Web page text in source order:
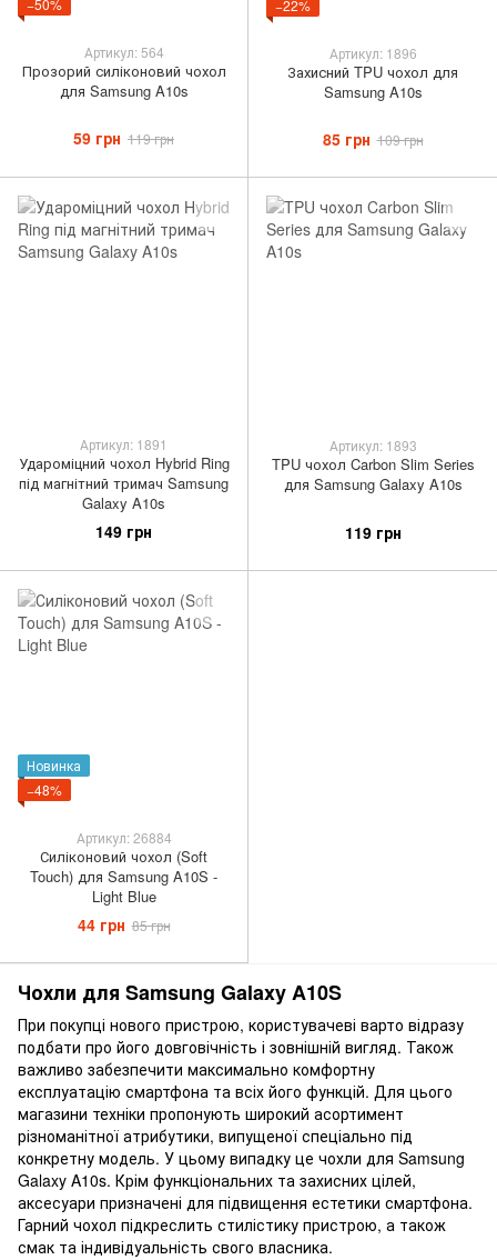
Артикул: 564
Прозорий силіконовий чохол
для Samsung A10s
59 грн 119 грн
−22%
Артикул: 1896
Захисний TPU чохол для
Samsung A10s
85 грн 109 грн
Артикул: 1891
Удароміцний чохол Hybrid Ring
під магнітний тримач Samsung
Galaxy A10s
149 грн
Артикул: 1893
TPU чохол Carbon Slim Series
для Samsung Galaxy A10s
119 грн
Новинка
−48%
Артикул: 26884
Силіконовий чохол (Soft
Touch) для Samsung A10S -
Light Blue
44 грн 85 грн
Чохли для Samsung Galaxy A10S
При покупці нового пристрою, користувачеві варто відразу
подбати про його довговічність і зовнішній вигляд. Також
важливо забезпечити максимально комфортну
експлуатацію смартфона та всіх його функцій. Для цього
магазини техніки пропонують широкий асортимент
різноманітної атрибутики, випущеної спеціально під
конкретну модель. У цьому випадку це чохли для Samsung
Galaxy A10s. Крім функціональних та захисних цілей,
аксесуари призначені для підвищення естетики смартфона.
Гарний чохол підкреслить стилістику пристрою, а також
смак та індивідуальність свого власника.